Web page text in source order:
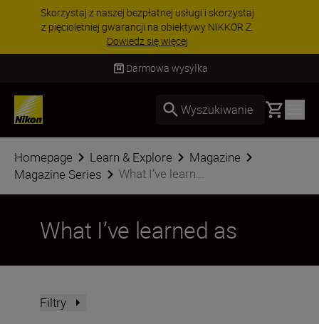
PROMOCJA NA AKCESORIA | Oszczędź 15% na
wybranych akcesoriach i skompletuj swój
zestaw już dzisiaj!KUP TERAZ
Dostawa od 2 do 4 dni roboczych
Wyszukiwanie Basket
Homepage Learn & Explore
Magazine
Magazine Series
What I’ve learn...
What I’ve learned as
Filtry